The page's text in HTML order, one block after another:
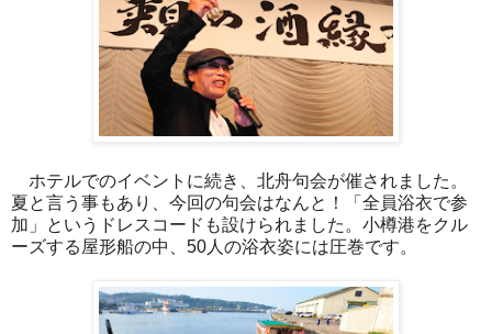
ホテルでのイベントに続き、北舟句会が催されました。
夏と言う事もあり、今回の句会はなんと！「全員浴衣で参
加」
という ドレスコードも設けられました。 小樽港をクル
ーズする屋形船の中、50人の浴衣姿には圧巻です。